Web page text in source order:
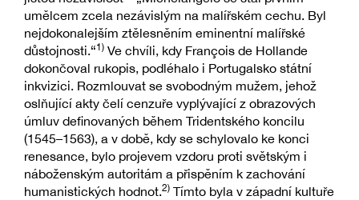
umělcem zcela nezávislým na malířském cechu. Byl
nejdokonalejším ztělesněním eminentní malířské
důstojnosti.“1) Ve chvíli, kdy François de Hollande
dokončoval rukopis, podléhalo i Portugalsko státní
inkvizici. Rozmlouvat se svobodným mužem, jehož
oslňující akty čelí cenzuře vyplývající z obrazových
úmluv definovaných během Tridentského koncilu
(1545–1563), a v době, kdy se schylovalo ke konci
renesance, bylo projevem vzdoru proti světským i
náboženským autoritám a přispěním k zachování
humanistických hodnot.2) Tímto byla v západní kultuře